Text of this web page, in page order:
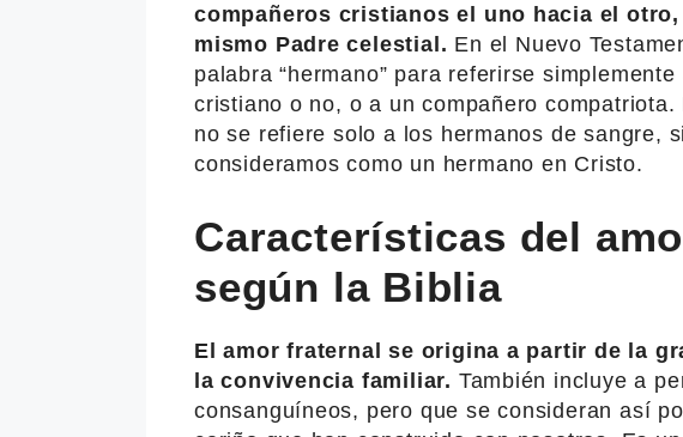
compañeros cristianos el uno hacia el
mismo Padre celestial. En el Nuevo
palabra “hermano” para referirse
cristiano o no, o a un compañero
no se refiere solo a los hermanos de sangre,
consideramos como un hermano en Cristo.
Características del
según la Biblia
El amor fraternal se origina a partir de la
la convivencia familiar. También incluye a
consanguíneos, pero que se consideran así